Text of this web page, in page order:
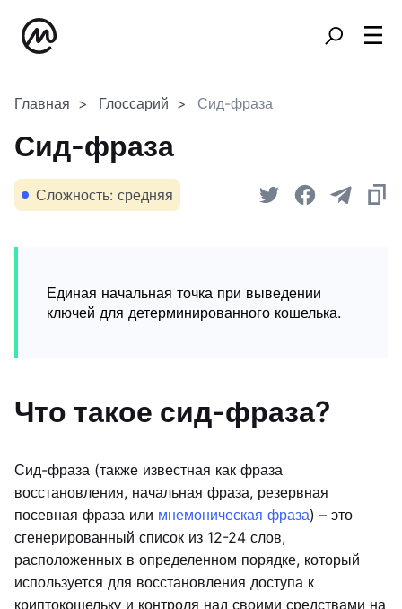
Главная Глоссарий Сид-фраза
Сид-фраза
Сложность: средняя
Единая начальная точка при выведении
ключей для детерминированного кошелька.
Что такое сид-фраза?
Сид-фраза (также известная как фраза
восстановления, начальная фраза, резервная
посевная фраза или мнемоническая фраза) – это
сгенерированный список из 12-24 слов,
расположенных в определенном порядке, который
используется для восстановления доступа к
криптокошельку и контроля над своими средствами на